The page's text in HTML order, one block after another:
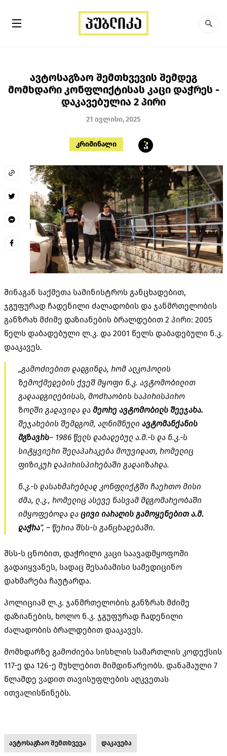
ავტოსაგზაო შემთხვევის შემდეგ
მომხდარი კონფლიქტისას კაცი დაჭრეს -
დაკავებულია 2 პირი
21 ივლისი, 2025
კრიმინალი
შინაგან საქმეთა სამინისტროს განცხადებით,
ჯგუფურად ჩადენილი ძალადობის და ჯანმრთელობის
განზრახ მძიმე დაზიანების ბრალდებით 2 პირი: 2005
წელს დაბადებული ლ.კ. და 2001 წელს დაბადებული ნ.კ.
დააკავეს.
„გამოძიებით დადგინდა, რომ ალკოჰოლის
ზემოქმედების ქვეშ მყოფი ნ.კ. ავტომობილით
გადაადგილებისას, მოძრაობის საპირისპირო
ზოლში გადავიდა და მეორე ავტომობილს შეეჯახა.
შეჯახების შემდგომ, აღნიშნული ავტომანქანის
მგზავრს– 1986 წელს დაბადებულ ა.მ.-ს და ნ.კ.-ს
სიტყვიერი შელაპარაკება მოუვიდათ, რომელიც
ფიზიკურ დაპირისპირებაში გადაიზარდა.
ნ.კ.-ს დასახმარებლად კონფლიქტში ჩაერთო მისი
ძმა, ლ.კ., რომელიც ასევე ნასვამ მდგომარეობაში
იმყოფებოდა და ცივი იარაღის გამოყენებით ა.მ.
დაჭრა“, – წერია შსს-ს განცხადებაში.
შსს-ს ცნობით, დაჭრილი კაცი საავადმყოფოში
გადაიყვანეს, სადაც შესაბამისი სამედიცინო
დახმარება ჩაუტარდა.
პოლიციამ ლ.კ. ჯანმრთელობის განზრახ მძიმე
დაზიანების, ხოლო ნ.კ. ჯგუფურად ჩადენილი
ძალადობის ბრალდებით დააკავეს.
მომხდარზე გამოძიება სისხლის სამართლის კოდექსის
117-ე და 126-ე მუხლებით მიმდინარეობს. დანაშაული 7
წლამდე ვადით თავისუფლების აღკვეთას
ითვალისწინებს.
ავტოსაგზაო შემთხვევა დაკავება